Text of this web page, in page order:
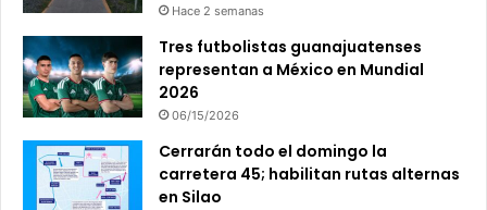
Hace 2 semanas
Tres futbolistas guanajuatenses
representan a México en Mundial
2026
06/15/2026
Cerrarán todo el domingo la
carretera 45; habilitan rutas alternas
en Silao